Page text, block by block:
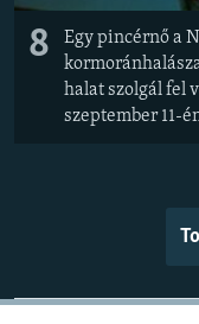
8
Egy pincérnő a
halat szolgál fel
szeptember 11-